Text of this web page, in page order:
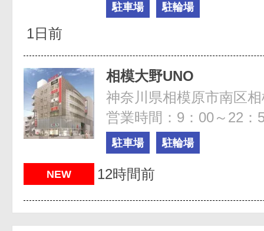
駐車場 駐輪場
1日前
相模大野UNO
神奈川県相模原市南区
営業時間：9：00～22：
駐車場 駐輪場
NEW 12時間前